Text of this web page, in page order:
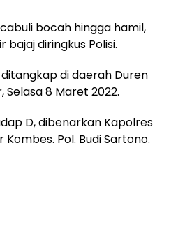
bocah hingga hamil,
diringkus Polisi.
di daerah Duren
Selasa 8 Maret 2022.
D, dibenarkan Kapolres
Pol. Budi Sartono.